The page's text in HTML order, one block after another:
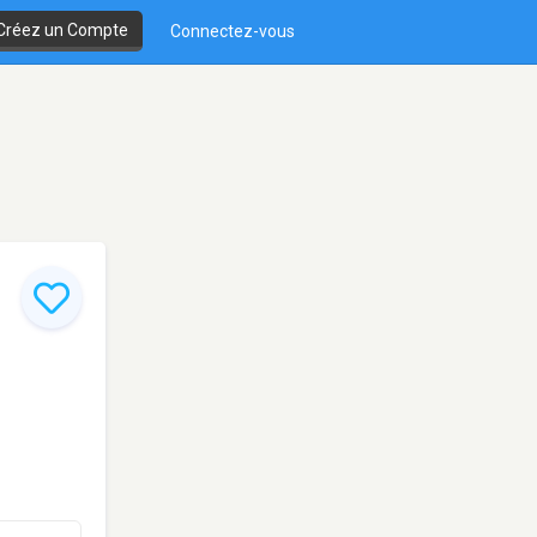
un Compte Connectez-vous